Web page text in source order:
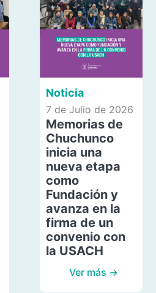
Noticia
7 de Julio de 2026
Memorias de
Chuchunco
inicia una
nueva etapa
como
Fundación y
avanza en la
firma de un
convenio con
la USACH
Ver más →